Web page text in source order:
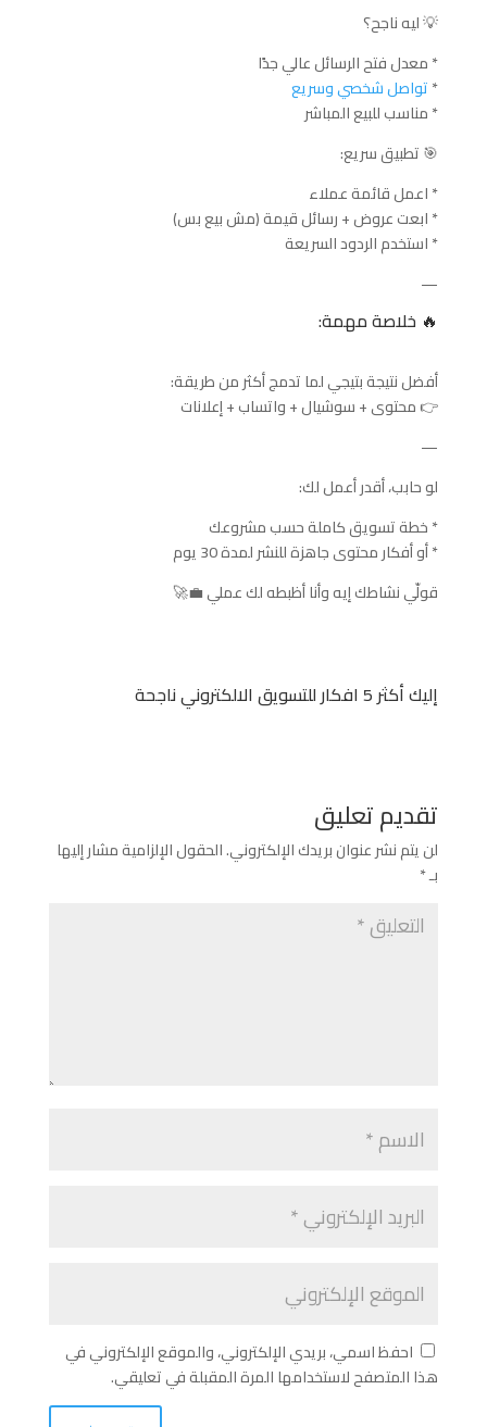
💡 ليه ناجح؟
* معدل فتح الرسائل عالي جدًا
*تواصل شخصي وسريع
* مناسب للبيع المباشر
🎯 تطبيق سريع:
* اعمل قائمة عملاء
* ابعت عروض + رسائل قيمة (مش بيع بس)
* استخدم الردود السريعة
—
🔥 خلاصة مهمة:
أفضل نتيجة بتيجي لما تدمج أكثر من طريقة:
👉 محتوى + سوشيال + واتساب + إعلانات
—
لو حابب، أقدر أعمل لك:
* خطة تسويق كاملة حسب مشروعك
* أو أفكار محتوى جاهزة للنشر لمدة 30 يوم
قولّي نشاطك إيه وأنا أظبطه لك عملي 💼🚀
إليك أكثر 5 افكار للتسويق الالكتروني ناجحة
تقديم تعليق
لن يتم نشر عنوان بريدك الإلكتروني.الحقول الإلزامية مشار إليها
بـ*
احفظ اسمي، بريدي الإلكتروني، والموقع الإلكتروني في
هذا المتصفح لاستخدامها المرة المقبلة في تعليقي.